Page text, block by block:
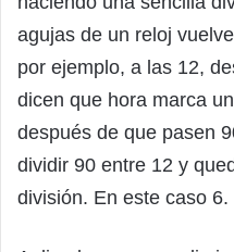
agujas de un reloj
por ejemplo, a las 12,
dicen que hora marca
después de que pasen
dividir 90 entre 12 y
división. En este caso 6.